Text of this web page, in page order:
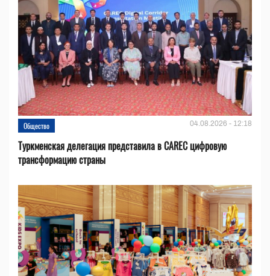
Общество 04.08.2026 - 12:18
Туркменская делегация представила в CAREC цифровую
трансформацию страны